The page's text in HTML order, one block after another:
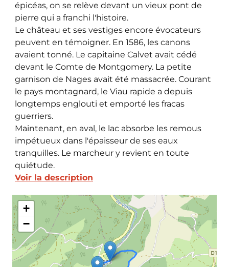
épicéas, on se relève devant un vieux pont de
pierre qui a franchi l'histoire.
Le château et ses vestiges encore évocateurs
peuvent en témoigner. En 1586, les canons
avaient tonné. Le capitaine Calvet avait cédé
devant le Comte de Montgomery. La petite
garnison de Nages avait été massacrée. Courant
le pays montagnard, le Viau rapide a depuis
longtemps englouti et emporté les fracas
guerriers.
Maintenant, en aval, le lac absorbe les remous
impétueux dans l'épaisseur de ses eaux
tranquilles. Le marcheur y revient en toute
quiétude.
Voir la description
+
−